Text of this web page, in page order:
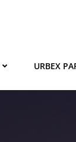
URBEX